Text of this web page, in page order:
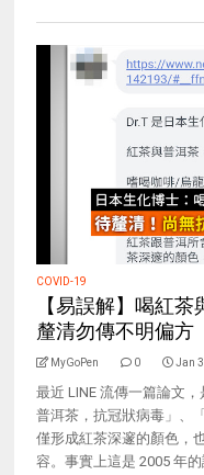
COVID-19
【易誤解】喝紅
釐清勿傳不明偏方
MyGoPen 0 Jan
最近 LINE 流傳一篇論文
普洱茶，抗冠狀病毒」、
僅形成紅茶深邃的顏色，
容。事實上這是 2005 年